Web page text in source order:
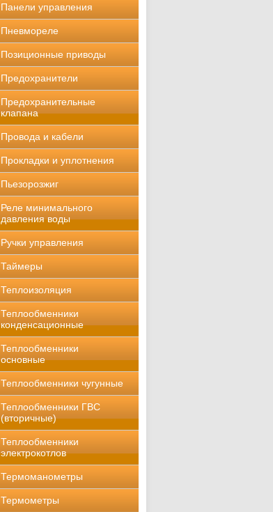
Панели управления
Пневмореле
Позиционные приводы
Предохранители
Предохранительные
клапана
Провода и кабели
Прокладки и уплотнения
Пьезорозжиг
Реле минимального
давления воды
Ручки управления
Таймеры
Теплоизоляция
Теплообменники
конденсационные
Теплообменники
основные
Теплообменники чугунные
Теплообменники ГВС
(вторичные)
Теплообменники
электрокотлов
Термоманометры
Термометры